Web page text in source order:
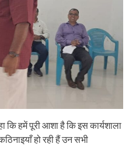
कि हमें पूरी आशा है कि इस कार्यशाला
हो रही हैं उन सभी